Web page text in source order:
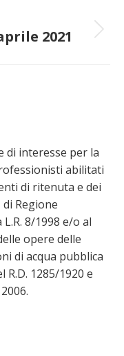
2021
di interesse per la
abilitati
di ritenuta e dei
Regione
8/1998 e/o al
opere delle
di acqua pubblica
R.D. 1285/1920 e